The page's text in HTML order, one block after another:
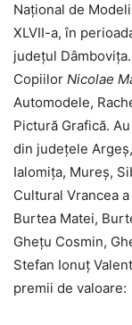
Național de
XLVII-a, în
județul
Copiilor Nicolae
Automodele,
Pictură Grafică.
din județele
Ialomița, Mureș,
Cultural Vrancea
Burtea Matei,
Ghețu Cosmin,
Stefan Ionuț
premii de valoare: